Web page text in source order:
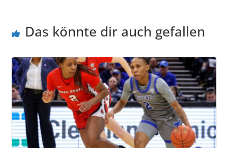
Das könnte dir auch gefallen